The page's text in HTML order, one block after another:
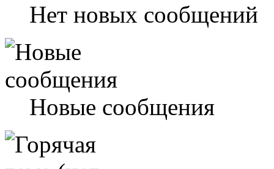
Нет новых сообщений
Новые сообщения